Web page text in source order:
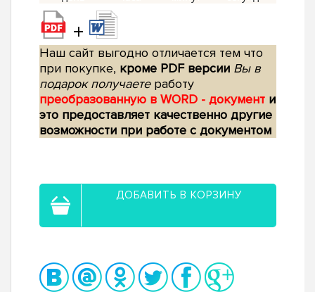
+
Наш сайт выгодно отличается тем что
при покупке, кроме PDF версии Вы в
подарок получаетеработу
преобразованную в WORD - документ и
это предоставляет качественно другие
возможности при работе с документом
ДОБАВИТЬ В КОРЗИНУ